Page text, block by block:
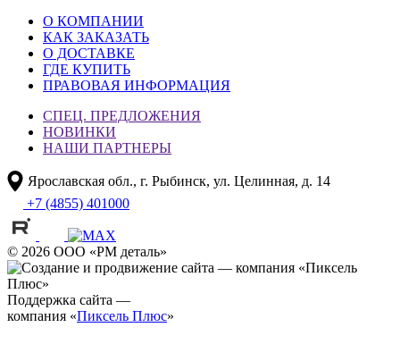
О КОМПАНИИ
КАК ЗАКАЗАТЬ
О ДОСТАВКЕ
ГДЕ КУПИТЬ
ПРАВОВАЯ ИНФОРМАЦИЯ
СПЕЦ. ПРЕДЛОЖЕНИЯ
НОВИНКИ
НАШИ ПАРТНЕРЫ
Ярославская обл., г. Рыбинск, ул. Целинная, д. 14
+7 (4855) 401000
© 2026 ООО «РМ деталь»
Поддержка сайта —
компания «Пиксель Плюс»